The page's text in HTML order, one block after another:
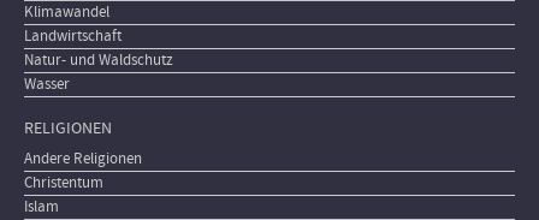
Klimawandel
Landwirtschaft
Natur- und Waldschutz
Wasser
RELIGIONEN
Andere Religionen
Christentum
Islam